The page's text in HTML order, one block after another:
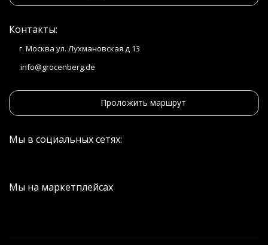
Контакты:
г. Москва ул. Лухмановская д 13
info@grocenberg.de
Проложить маршрут
Мы в социальных сетях:
Мы на маркетплейсах